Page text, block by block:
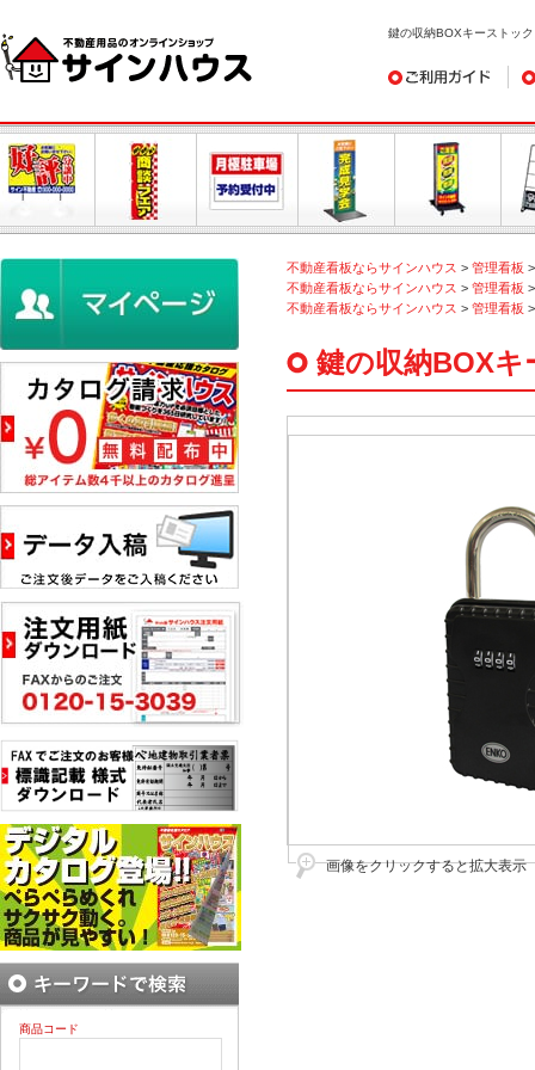
鍵の収納BOXキーストック
ご利用ガイド デ
不動産看板ならサインハウス > 管理看板
不動産看板ならサインハウス > 管理看板
不動産看板ならサインハウス > 管理看板
鍵の収納BOXキ
画像をクリックすると拡大表示
商品コード